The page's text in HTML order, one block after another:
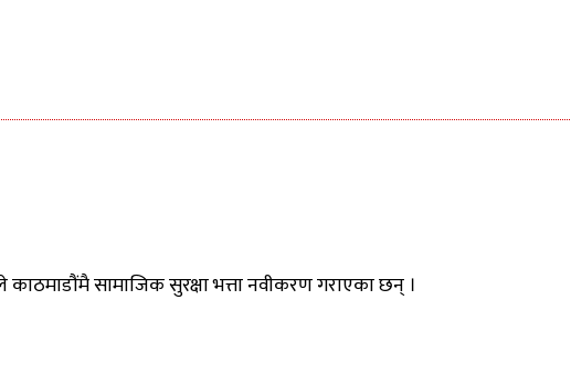
सामाजिक सुरक्षा भत्ता नवीकरण गराएका छन् ।